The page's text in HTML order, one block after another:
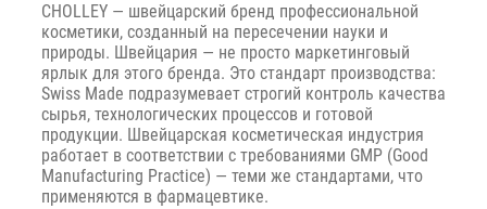
CHOLLEY — швейцарский бренд профессиональной
косметики, созданный на пересечении науки и
природы. Швейцария — не просто маркетинговый
ярлык для этого бренда. Это стандарт производства:
Swiss Made подразумевает строгий контроль качества
сырья, технологических процессов и готовой
продукции. Швейцарская косметическая индустрия
работает в соответствии с требованиями GMP (Good
Manufacturing Practice) — теми же стандартами, что
применяются в фармацевтике.